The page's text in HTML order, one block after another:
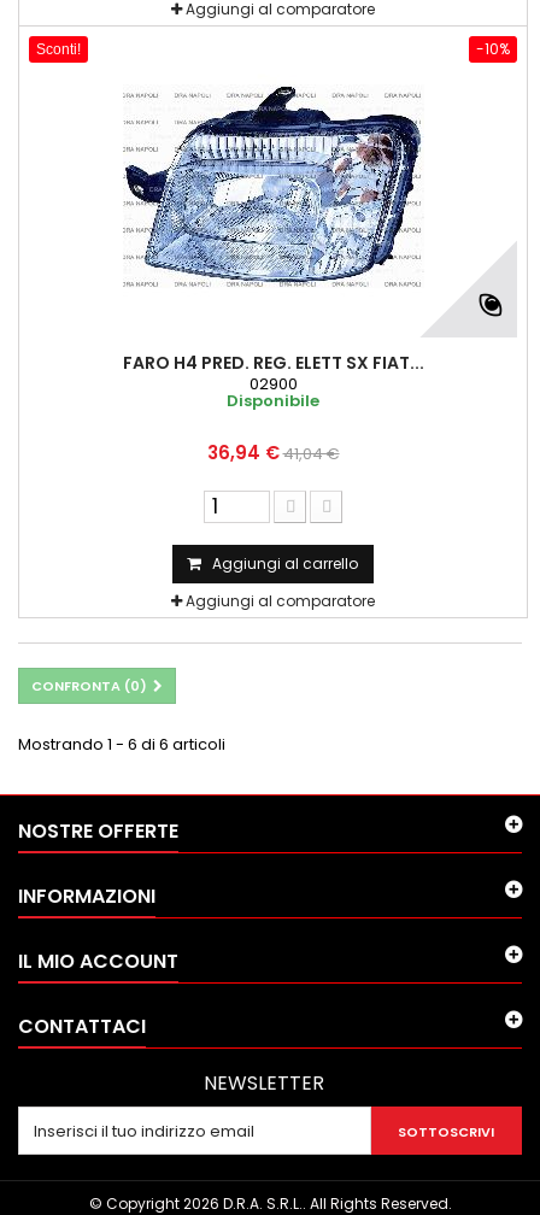
Aggiungi al comparatore
Sconti!
FARO H4 PRED. REG. ELETT SX FIAT...
02900
Disponibile
36,94 €41,04 €
-10%
Aggiungi al carrello
Aggiungi al comparatore
CONFRONTA (0)
Mostrando 1 - 6 di 6 articoli
NOSTRE OFFERTE
INFORMAZIONI
© Copyright 2026 D.R.A. S.R.L.. All Rights Reserved.
IL MIO ACCOUNT
CONTATTACI
NEWSLETTER
SOTTOSCRIVI